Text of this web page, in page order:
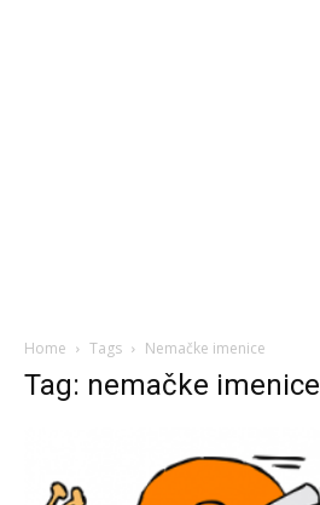
Home Tags Nemačke imenice
Tag: nemačke imenice